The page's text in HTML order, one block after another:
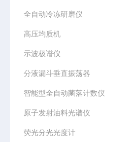
全自动冷冻研磨仪
高压均质机
示波极谱仪
分液漏斗垂直振荡器
智能型全自动菌落计数仪
原子发射油料光谱仪
荧光分光光度计